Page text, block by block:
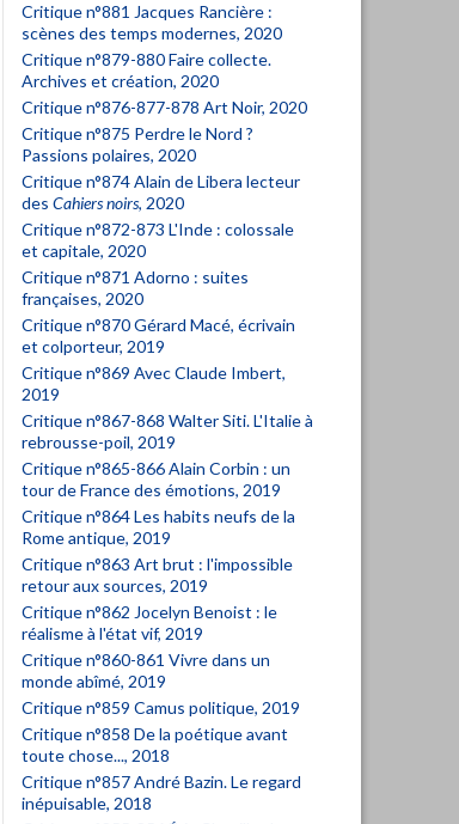
Critique n°881 Jacques Rancière :
scènes des temps modernes, 2020
Critique n°879-880 Faire collecte.
Archives et création, 2020
Critique n°876-877-878 Art Noir, 2020
Critique n°875 Perdre le Nord ?
Passions polaires, 2020
Critique n°874 Alain de Libera lecteur
des Cahiers noirs, 2020
Critique n°872-873 L'Inde : colossale
et capitale, 2020
Critique n°871 Adorno : suites
françaises, 2020
Critique n°870 Gérard Macé, écrivain
et colporteur, 2019
Critique n°869 Avec Claude Imbert,
2019
Critique n°867-868 Walter Siti. L'Italie à
rebrousse-poil, 2019
Critique n°865-866 Alain Corbin : un
tour de France des émotions, 2019
Critique n°864 Les habits neufs de la
Rome antique, 2019
Critique n°863 Art brut : l'impossible
retour aux sources, 2019
Critique n°862 Jocelyn Benoist : le
réalisme à l'état vif, 2019
Critique n°860-861 Vivre dans un
monde abîmé, 2019
Critique n°859 Camus politique, 2019
Critique n°858 De la poétique avant
toute chose..., 2018
Critique n°857 André Bazin. Le regard
inépuisable, 2018